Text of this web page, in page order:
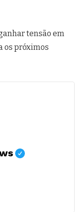
tensão em
os próximos